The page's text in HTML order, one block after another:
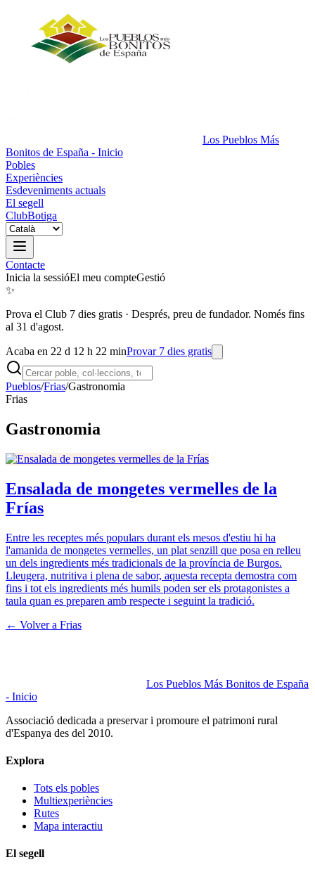
Los Pueblos Más
Bonitos de España - Inicio
Pobles
Experiències
Esdeveniments actuals
El segell
ClubBotiga
Contacte
Inicia la sessióEl meu compteGestió
✨
Prova el Club 7 dies gratis · Després, preu de fundador. Només fins
al 31 d'agost.
Acaba en 22 d 12 h 22 minProvar 7 dies gratis
Pueblos/Frias/Gastronomia
Frias
Gastronomia
Ensalada de mongetes vermelles de la
Frías
Entre les receptes més populars durant els mesos d'estiu hi ha
l'amanida de mongetes vermelles, un plat senzill que posa en relleu
un dels ingredients més tradicionals de la província de Burgos.
Lleugera, nutritiva i plena de sabor, aquesta recepta demostra com
fins i tot els ingredients més humils poden ser els protagonistes a
taula quan es preparen amb respecte i seguint la tradició.
← Volver a Frias
Los Pueblos Más Bonitos de España
- Inicio
Associació dedicada a preservar i promoure el patrimoni rural
d'Espanya des del 2010.
Explora
Tots els pobles
Multiexperiències
Rutes
Mapa interactiu
El segell